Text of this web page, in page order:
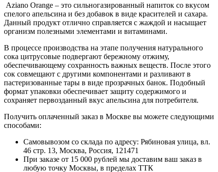
Aziano Orange – это сильногазированный напиток со вкусом
спелого апельсина и без добавок в виде красителей и сахара.
Данный продукт отлично справляется с жаждой и насыщает
организм полезными элементами и витаминами.
В процессе производства на этапе получения натурального
сока цитрусовые подвергают бережному отжиму,
обеспечивающему сохранность важных веществ. После этого
сок совмещают с другими компонентами и разливают в
пастеризованные тары в виде прозрачных банок. Подобный
формат упаковки обеспечивает защиту содержимого и
сохраняет первозданный вкус апельсина для потребителя.
Получить оплаченный заказ в Москве вы можете следующими
способами:
Самовывозом со склада по адресу: Рябиновая улица, вл.
46 стр. 13, Москва, Россия, 121471
При заказе от 15 000 рублей мы доставим ваш заказ в
любую точку Москвы, в пределах ТТК